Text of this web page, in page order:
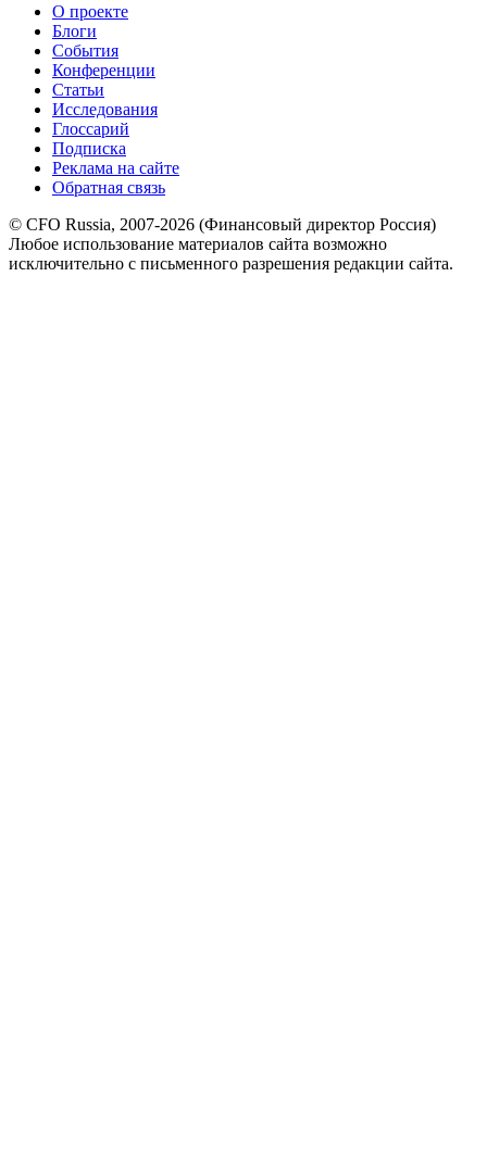
О проекте
Блоги
События
Конференции
Статьи
Исследования
Глоссарий
Подписка
Реклама на сайте
Обратная связь
© CFO Russia, 2007-2026 (Финансовый директор Россия)
Любое использование материалов сайта возможно
исключительно с письменного разрешения редакции сайта.